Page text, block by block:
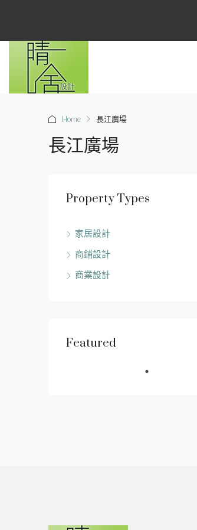
Home 長江廣場
長江廣場
Property Types
家居設計
商鋪設計
商業設計
Featured